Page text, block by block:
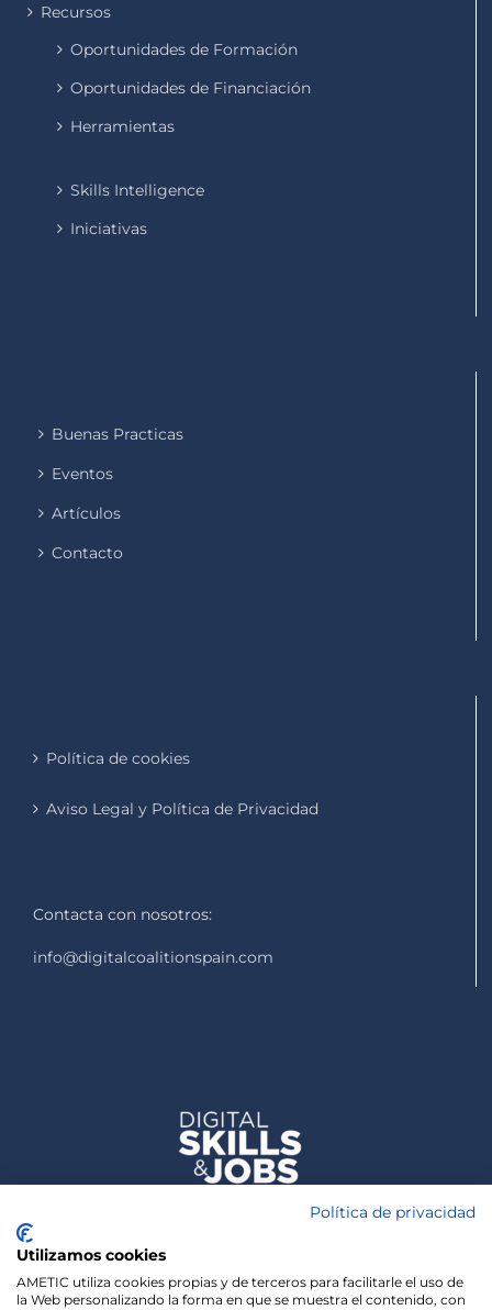
Recursos
Oportunidades de Formación
Oportunidades de Financiación
Herramientas
Skills Intelligence
Iniciativas
Buenas Practicas
Eventos
Artículos
Contacto
Política de cookies
Aviso Legal y Política de Privacidad
Contacta con nosotros:
info@digitalcoalitionspain.com
Política de privacidad
Utilizamos cookies
AMETIC utiliza cookies propias y de terceros para facilitarle el uso de
la Web personalizando la forma en que se muestra el contenido, con